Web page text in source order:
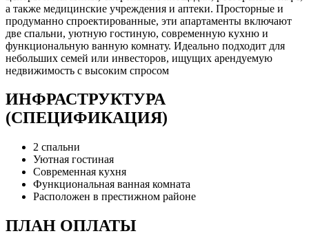
а также медицинские учреждения и аптеки. Просторные и
продуманно спроектированные, эти апартаменты включают
две спальни, уютную гостиную, современную кухню и
функциональную ванную комнату. Идеально подходит для
небольших семей или инвесторов, ищущих арендуемую
недвижимость с высоким спросом
ИНФРАСТРУКТУРА
(СПЕЦИФИКАЦИЯ)
2 спальни
Уютная гостиная
Современная кухня
Функциональная ванная комната
Расположен в престижном районе
ПЛАН ОПЛАТЫ